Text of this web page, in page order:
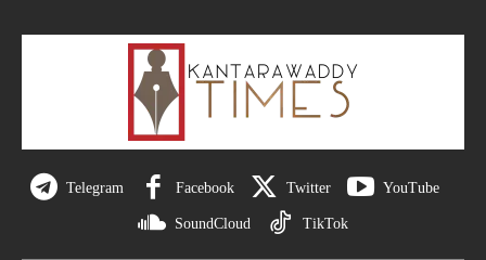
Telegram Facebook Twitter YouTube
SoundCloud TikTok